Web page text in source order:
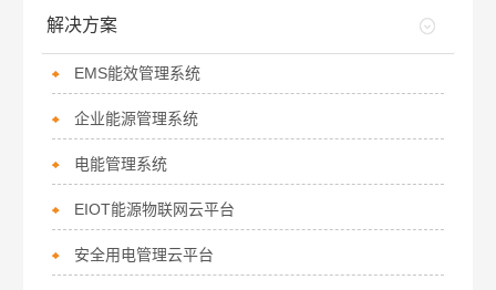
解决方案
EMS能效管理系统
企业能源管理系统
电能管理系统
EIOT能源物联网云平台
安全用电管理云平台